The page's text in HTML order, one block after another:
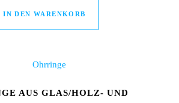
IN DEN WARENKORB
AUS GLAS/HOLZ- UND